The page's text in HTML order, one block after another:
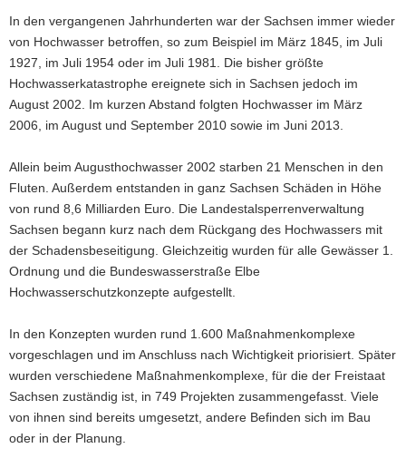
a
v
i
g
a
t
o
n
Dresdner
behielt
beim
Junihochwasser
2013
trockene
Füße.
3,5
Kilometer
lange
wurde
zwischen
2006
und
In den vergangenen Jahrhunderten war der Sachsen immer wieder
von Hochwasser betroffen, so zum Beispiel im März 1845, im Juli
1927, im Juli 1954 oder im Juli 1981. Die bisher größte
Hochwasserkatastrophe ereignete sich in Sachsen jedoch im
August 2002. Im kurzen Abstand folgten Hochwasser im März
2006, im August und September 2010 sowie im Juni 2013.
Allein beim Augusthochwasser 2002 starben 21 Menschen in den
Fluten. Außerdem entstanden in ganz Sachsen Schäden in Höhe
von rund 8,6 Milliarden Euro. Die Landestalsperrenverwaltung
Sachsen begann kurz nach dem Rückgang des Hochwassers mit
der Schadensbeseitigung. Gleichzeitig wurden für alle Gewässer 1.
Ordnung und die Bundeswasserstraße Elbe
Hochwasserschutzkonzepte aufgestellt.
In den Konzepten wurden rund 1.600 Maßnahmenkomplexe
vorgeschlagen und im Anschluss nach Wichtigkeit priorisiert. Später
wurden verschiedene Maßnahmenkomplexe, für die der Freistaat
Sachsen zuständig ist, in 749 Projekten zusammengefasst. Viele
von ihnen sind bereits umgesetzt, andere Befinden sich im Bau
oder in der Planung.